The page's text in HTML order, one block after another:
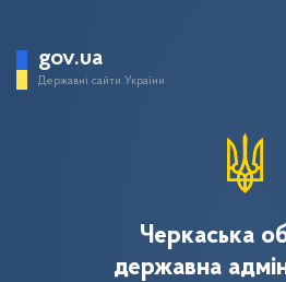
gov.ua
Державні сайти України
Черкаська
державна